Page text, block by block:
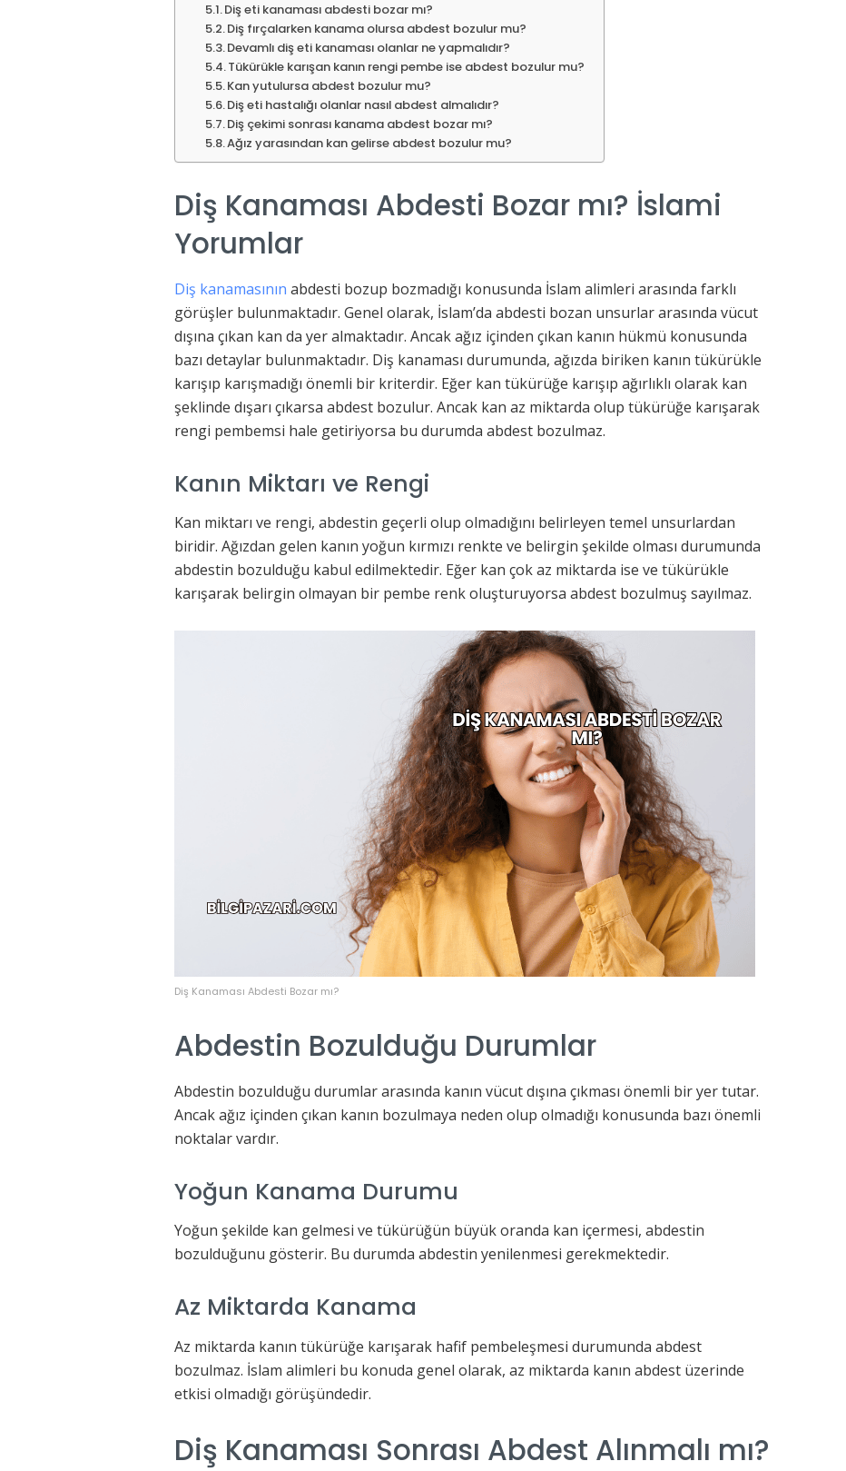
Diş eti kanaması abdesti bozar mı?
Diş fırçalarken kanama olursa abdest bozulur mu?
Devamlı diş eti kanaması olanlar ne yapmalıdır?
Tükürükle karışan kanın rengi pembe ise abdest bozulur mu?
Kan yutulursa abdest bozulur mu?
Diş eti hastalığı olanlar nasıl abdest almalıdır?
Diş çekimi sonrası kanama abdest bozar mı?
Ağız yarasından kan gelirse abdest bozulur mu?
Diş Kanaması Abdesti Bozar mı? İslami
Yorumlar
Diş kanamasının abdesti bozup bozmadığı konusunda İslam alimleri arasında farklı
görüşler bulunmaktadır. Genel olarak, İslam’da abdesti bozan unsurlar arasında vücut
dışına çıkan kan da yer almaktadır. Ancak ağız içinden çıkan kanın hükmü konusunda
bazı detaylar bulunmaktadır. Diş kanaması durumunda, ağızda biriken kanın tükürükle
karışıp karışmadığı önemli bir kriterdir. Eğer kan tükürüğe karışıp ağırlıklı olarak kan
şeklinde dışarı çıkarsa abdest bozulur. Ancak kan az miktarda olup tükürüğe karışarak
rengi pembemsi hale getiriyorsa bu durumda abdest bozulmaz.
Kanın Miktarı ve Rengi
Kan miktarı ve rengi, abdestin geçerli olup olmadığını belirleyen temel unsurlardan
biridir. Ağızdan gelen kanın yoğun kırmızı renkte ve belirgin şekilde olması durumunda
abdestin bozulduğu kabul edilmektedir. Eğer kan çok az miktarda ise ve tükürükle
karışarak belirgin olmayan bir pembe renk oluşturuyorsa abdest bozulmuş sayılmaz.
Diş Kanaması Abdesti Bozar mı?
Abdestin Bozulduğu Durumlar
Abdestin bozulduğu durumlar arasında kanın vücut dışına çıkması önemli bir yer tutar.
Ancak ağız içinden çıkan kanın bozulmaya neden olup olmadığı konusunda bazı önemli
noktalar vardır.
Yoğun Kanama Durumu
Yoğun şekilde kan gelmesi ve tükürüğün büyük oranda kan içermesi, abdestin
bozulduğunu gösterir. Bu durumda abdestin yenilenmesi gerekmektedir.
Az Miktarda Kanama
Az miktarda kanın tükürüğe karışarak hafif pembeleşmesi durumunda abdest
bozulmaz. İslam alimleri bu konuda genel olarak, az miktarda kanın abdest üzerinde
etkisi olmadığı görüşündedir.
Diş Kanaması Sonrası Abdest Alınmalı mı?